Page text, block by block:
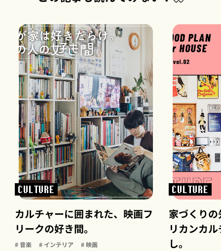
CULTURE
カルチャーに囲まれた、映画フ
リークの好き間。
# 音楽 # インテリア # 映画
CULTURE
家づくり
リカンカ
し。